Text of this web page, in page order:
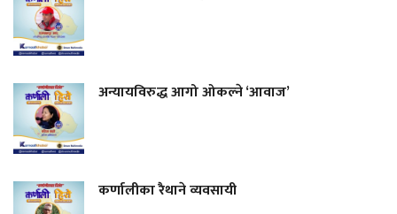
अन्यायविरुद्ध आगो ओकल्ने ‘आवाज’
कर्णालीका रैथाने व्यवसायी